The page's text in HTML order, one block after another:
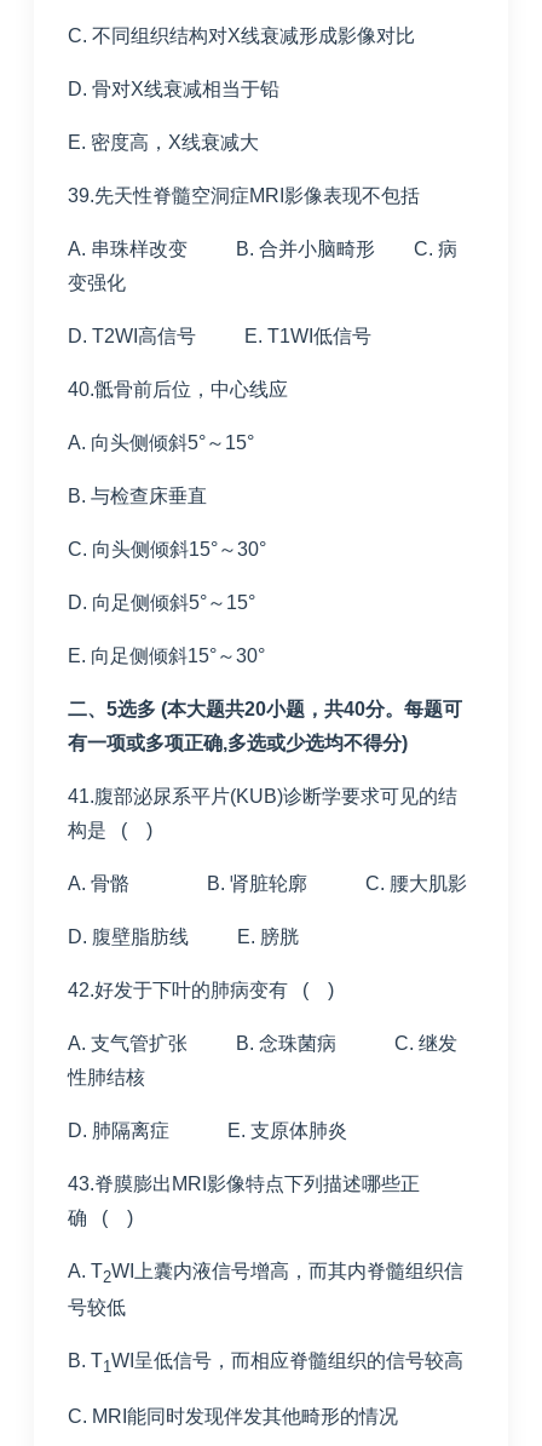
C. 不同组织结构对X线衰减形成影像对比
D. 骨对X线衰减相当于铅
E. 密度高，X线衰减大
39.先天性脊髓空洞症MRI影像表现不包括
A. 串珠样改变 B. 合并小脑畸形 C. 病
变强化
D. T2WI高信号 E. T1WI低信号
40.骶骨前后位，中心线应
A. 向头侧倾斜5°～15°
B. 与检查床垂直
C. 向头侧倾斜15°～30°
D. 向足侧倾斜5°～15°
E. 向足侧倾斜15°～30°
二、5选多 (本大题共20小题，共40分。每题可
有一项或多项正确,多选或少选均不得分)
41.腹部泌尿系平片(KUB)诊断学要求可见的结
构是 ( )
A. 骨骼 B. 肾脏轮廓 C. 腰大肌影
D. 腹壁脂肪线 E. 膀胱
42.好发于下叶的肺病变有 ( )
A. 支气管扩张 B. 念珠菌病 C. 继发
性肺结核
D. 肺隔离症 E. 支原体肺炎
43.脊膜膨出MRI影像特点下列描述哪些正
确 ( )
A. T2WI上囊内液信号增高，而其内脊髓组织信
号较低
B. T1WI呈低信号，而相应脊髓组织的信号较高
C. MRI能同时发现伴发其他畸形的情况